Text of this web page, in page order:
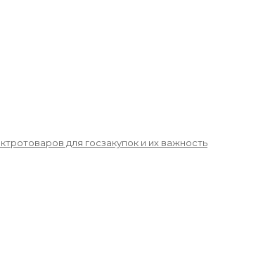
для госзакупок и их важность